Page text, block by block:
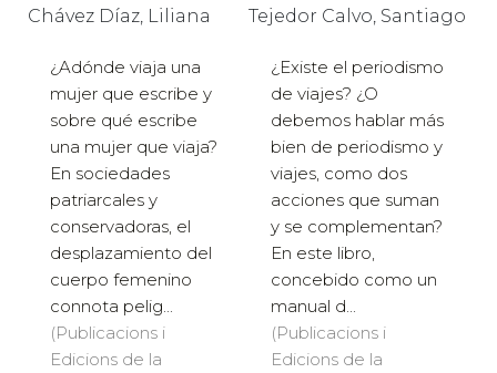
Chávez Díaz, Liliana
¿Adónde viaja una
mujer que escribe y
sobre qué escribe
una mujer que viaja?
En sociedades
patriarcales y
conservadoras, el
desplazamiento del
cuerpo femenino
connota pelig...
(Publicacions i
Edicions de la
Tejedor Calvo, Santiago
¿Existe el periodismo
de viajes? ¿O
debemos hablar más
bien de periodismo y
viajes, como dos
acciones que suman
y se complementan?
En este libro,
concebido como un
manual d...
(Publicacions i
Edicions de la